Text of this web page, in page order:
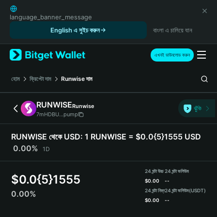
English
日本語
Русский
Español (Latinoamérica)
Türkçe
Italiano
Deutsch
简体中文
繁體中文
Português (Portugal)
Bahasa Indonesia
Español
language_banner_message
English এ সুইচ করুন
বাংলা এ চালিয়ে যান
এখনই ডাউনলোড করুন
হোম ক্রিপ্টো দাম Runwise দাম
RUNWISERunwise
7mHDBU...pump
ঝুঁকি
RUNWISE থেকে USD: 1 RUNWISE = $0.0{5}1555 USD
0.00%
1D
$0.0{5}1555
0.00%
24 ঘন্টা উচ্চ
$0.00
24 ঘন্টা নিম্ন
$0.00
24 ঘন্টা ভলিউম
--
24 ঘন্টা ভলিউম(USDT)
--